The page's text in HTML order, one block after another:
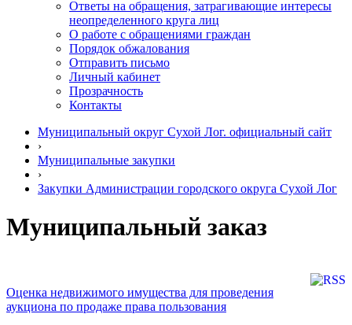
Ответы на обращения, затрагивающие интересы
неопределенного круга лиц
О работе с обращениями граждан
Порядок обжалования
Отправить письмо
Личный кабинет
Прозрачность
Контакты
Муниципальный округ Сухой Лог. официальный сайт
›
Муниципальные закупки
›
Закупки Администрации городского округа Сухой Лог
Муниципальный заказ
Оценка недвижимого имущества для проведения
аукциона по продаже права пользования